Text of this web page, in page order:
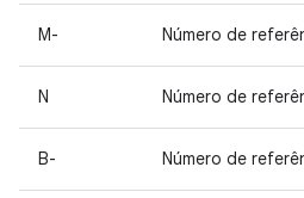
M- Número de
N Número de
B- Número de